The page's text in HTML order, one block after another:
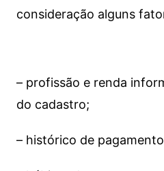
consideração alguns
– profissão e renda
do cadastro;
– histórico de